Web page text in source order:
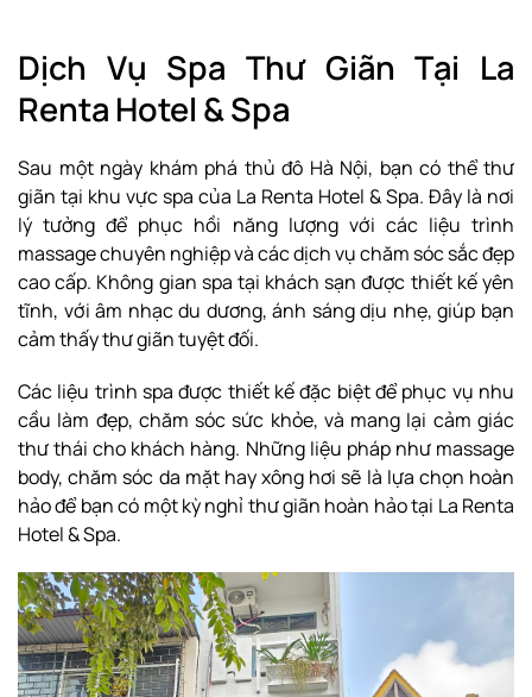
Dịch Vụ Spa Thư Giãn Tại La
Renta Hotel & Spa
Sau một ngày khám phá thủ đô Hà Nội, bạn có thể thư
giãn tại khu vực spa của La Renta Hotel & Spa. Đây là nơi
lý tưởng để phục hồi năng lượng với các liệu trình
massage chuyên nghiệp và các dịch vụ chăm sóc sắc đẹp
cao cấp. Không gian spa tại khách sạn được thiết kế yên
tĩnh, với âm nhạc du dương, ánh sáng dịu nhẹ, giúp bạn
cảm thấy thư giãn tuyệt đối.
Các liệu trình spa được thiết kế đặc biệt để phục vụ nhu
cầu làm đẹp, chăm sóc sức khỏe, và mang lại cảm giác
thư thái cho khách hàng. Những liệu pháp như massage
body, chăm sóc da mặt hay xông hơi sẽ là lựa chọn hoàn
hảo để bạn có một kỳ nghỉ thư giãn hoàn hảo tại La Renta
Hotel & Spa.